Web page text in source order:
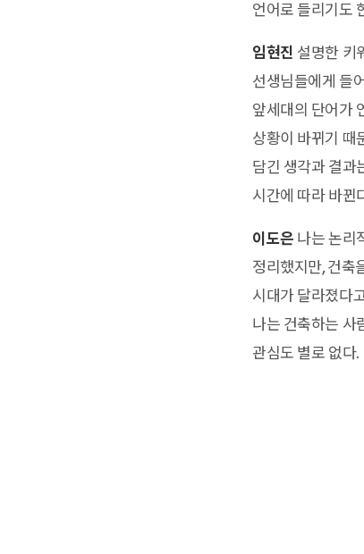
언어로 들리기도
임현진 설명한 키
선생님들에게 들
앞세대의 단어가
상황이 바뀌기 때
담긴 생각과 결과
시간에 따라 바뀐
이도은 나는 논리
정리했지만, 건축
시대가 달라졌다
나는 건축하는 사
관심도 별로 없다.